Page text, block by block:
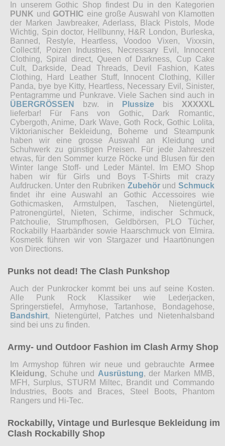
In unserem Gothic Shop findest Du in den Kategorien
PUNK und GOTHIC eine große Auswahl von Klamotten
der Marken Jawbreaker, Aderlass, Black Pistols, Mode
Wichtig, Spin doctor, Hellbunny, H&R London, Burleska,
Banned, Restyle, Heartless, Voodoo Vixen, Vixxsin,
Collectif, Poizen Industries, Necressary Evil, Innocent
Clothing, Spiral direct, Queen of Darkness, Cup Cake
Cult, Darkside, Dead Threads, Devil Fashion, Kates
Clothing, Hard Leather Stuff, Innocent Clothing, Killer
Panda, bye bye Kitty, Heartless, Necessary Evil, Sinister,
Pentagramme und Punkrave. Viele Sachen sind auch in
ÜBERGRÖSSEN
bzw. in Plussize bis XXXXXL
lieferbar! Für Fans von Gothic, Dark Romantic,
Cybergoth, Anime, Dark Wave, Goth Rock, Gothic Lolita,
Viktorianischer Bekleidung, Boheme und Steampunk
haben wir eine grosse Auswahl an Kleidung und
Schuhwerk zu günstigen Preisen. Für jede Jahreszeit
etwas, für den Sommer kurze Röcke und Blusen für den
Winter lange Stoff- und Leder Mäntel. Im EMO Shop
haben wir für Girls und Boys T-Shirts mit crazy
Aufdrucken. Unter den Rubriken Zubehörund Schmuck
findet ihr eine Auswahl an Gothic Accessoires wie
Gothicmasken, Armstulpen, Taschen, Nietengürtel,
Patronengürtel, Nieten, Schirme, indischer Schmuck,
Patchoulie, Strumpfhosen, Geldbörsen, PLO Tücher,
Rockabilly Haarbänder sowie Haarschmuck von Elmira.
Kosmetik führen wir von Stargazer und Haartönungen
von Directions.
Punks not dead! The Clash Punkshop
Auch der Punkrocker kommt bei uns auf seine Kosten.
Alle Punk Rock Klassiker wie Lederjacken,
Springerstiefel, Armyhose, Tartanhose, Bondagehose,
Bandshirt, Nietengürtel, Patches und Nietenhalsband
sind bei uns zu finden.
Army- und Outdoor Fashion im Clash Army Shop
Im Armyshop führen wir neue und gebrauchte Armee
Kleidung, Schuhe und Ausrüstung, der Marken MMB,
MFH, Surplus, STURM Miltec, Brandit und Commando
Industries, Boots and Braces, Steel Boots, Phantom
Rangers und Hi-Tec.
Rockabilly, Vintage und Burlesque Bekleidung im
Clash Rockabilly Shop